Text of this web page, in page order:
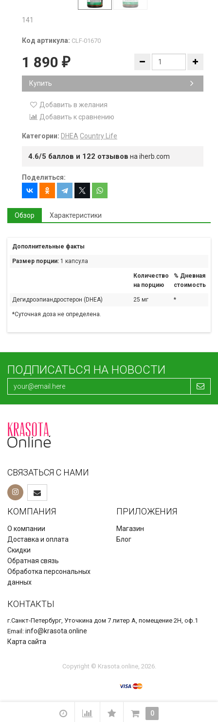
141
Код артикула: CLF-01670
1 890 ₽
Купить
Добавить в желания
Добавить к сравнению
Категории: DHEA Country Life
4.6/5 баллов и 122 отзывов на iherb.com
Поделиться:
Обзор Характеристики
Дополнительные факты
Размер порции: 1 капсула
Количество
на порцию
% Дневная
стоимость
Дегидроэпиандростерон (DHEA) 25 мг *
*Суточная доза не определена.
ПОДПИСАТЬСЯ НА НОВОСТИ
СВЯЗАТЬСЯ С НАМИ
КОМПАНИЯ
О компании
Доставка и оплата
Скидки
Обратная связь
Обработка персональных
данных
ПРИЛОЖЕНИЯ
Магазин
Блог
КОНТАКТЫ
г.Санкт-Петербург, Уточкина дом 7 литер А, помещение 2Н, оф.1
Email: info@krasota.online
Карта сайта
Copyright © Krasota.online, 2026.
0